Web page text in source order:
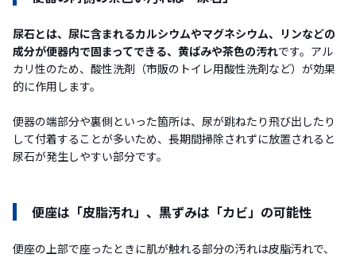
尿石とは、尿に含まれるカルシウムやマグネシウム、リンなどの
成分が便器内で固まってできる、黄ばみや茶色の汚れです。アル
カリ性のため、酸性洗剤（市販のトイレ用酸性洗剤など）が効果
的に作用します。
便器の端部分や裏側といった箇所は、尿が跳ねたり飛び出したり
して付着することが多いため、長期間掃除されずに放置されると
尿石が発生しやすい部分です。
便座は「皮脂汚れ」、黒ずみは「カビ」の可能性
便座の上部で座ったときに肌が触れる部分の汚れは皮脂汚れで、